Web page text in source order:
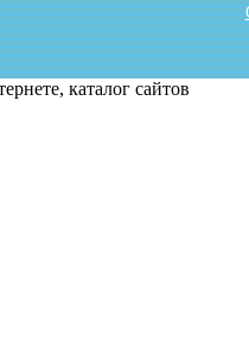
каталог сайтов